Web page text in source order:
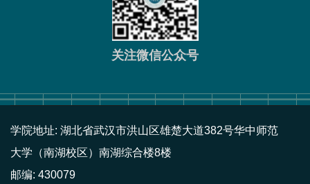
关注微信公众号
学院地址: 湖北省武汉市洪山区雄楚大道382号华中师范
大学（南湖校区）南湖综合楼8楼
邮编: 430079